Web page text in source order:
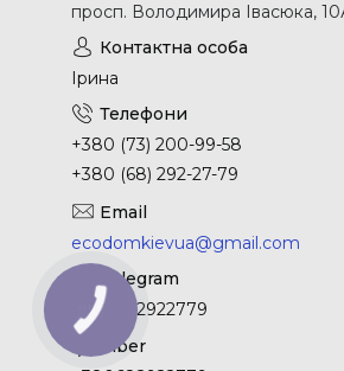
просп. Володимира Івасюка,
Ірина
+380 (73) 200-99-58
+380 (68) 292-27-79
ecodomkievua@gmail.com
+380682922779